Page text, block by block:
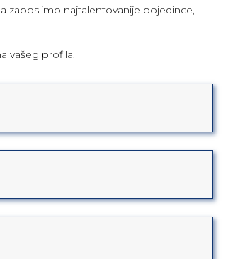
zaposlimo najtalentovanije pojedince,
vašeg profila.